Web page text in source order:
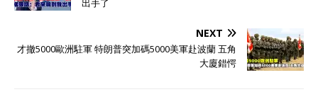
NEXT
才撤5000歐洲駐軍 特朗普突加碼5000美軍赴波蘭 五角
大廈錯愕